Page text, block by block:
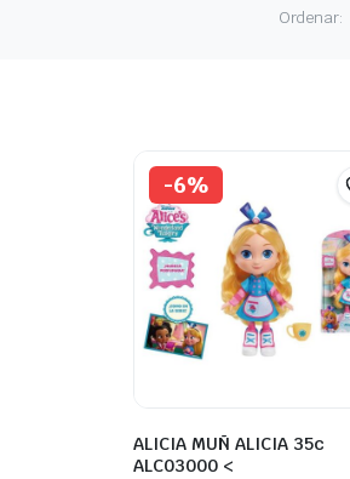
Ordenar:
-6%
ALICIA MUÑ ALICIA 35c
ALC03000 <